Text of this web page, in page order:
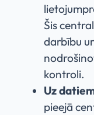
Šis
darbību
kontroli.
Uz
pieejā